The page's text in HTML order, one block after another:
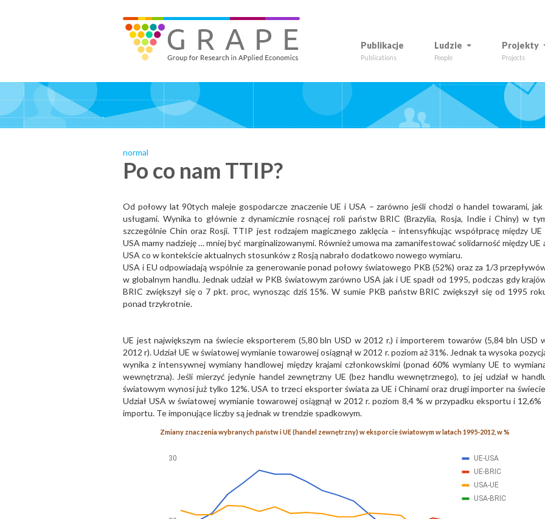
GRAPE - Group for Research in APplied Economics
Publikacje
Publications
Ludzie
People
Projekty
Projects
normal
Po co nam TTIP?
Od połowy lat 90tych maleje gospodarcze znaczenie UE i USA – zarówno jeśli chodzi o handel towarami, jak
usługami. Wynika to głównie z dynamicznie rosnącej roli państw BRIC (Brazylia, Rosja, Indie i Chiny) w
szczególnie Chin oraz Rosji. TTIP jest rodzajem magicznego zaklęcia – intensyfikując współpracę między UE
USA mamy nadzieję … mniej być marginalizowanymi. Również umowa ma zamanifestować solidarność między UE
USA co w kontekście aktualnych stosunków z Rosją nabrało dodatkowo nowego wymiaru.
USA i EU odpowiadają wspólnie za generowanie ponad połowy światowego PKB (52%) oraz za 1/3
w globalnym handlu. Jednak udział w PKB światowym zarówno USA jak i UE spadł od 1995, podczas gdy
BRIC zwiększył się o 7 pkt. proc, wynosząc dziś 15%. W sumie PKB państw BRIC zwiększył się od 1995
ponad trzykrotnie.
UE jest największym na świecie eksporterem (5,80 bln USD w 2012 r.) i importerem towarów (5,84 bln USD
2012 r). Udział UE w światowej wymianie towarowej osiągnął w 2012 r. poziom aż 31%. Jednak ta wysoka
wynika z intensywnej wymiany handlowej między krajami członkowskimi (ponad 60% wymiany UE to
wewnętrzna). Jeśli mierzyć jedynie handel zewnętrzny UE (bez handlu wewnętrznego), to jej udział w
światowym wynosi już tylko 12%. USA to trzeci eksporter świata za UE i Chinami oraz drugi importer na
Udział USA w światowej wymianie towarowej osiągnął w 2012 r. poziom 8,4 % w przypadku eksportu i 12,6%
importu. Te imponujące liczby są jednak w trendzie spadkowym.
Zmiany znaczenia wybranych państw i UE (handel zewnętrzny) w eksporcie światowym w latach 1995-2012, w %